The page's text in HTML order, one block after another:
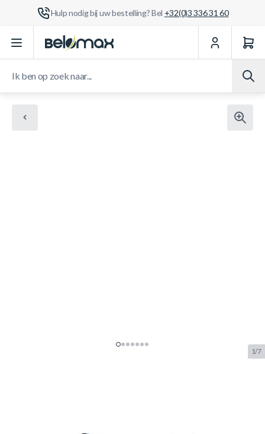
Hulp nodig bij uw bestelling? Bel +32(0)3 336 31 60
Ga naar de inhoud
1/7